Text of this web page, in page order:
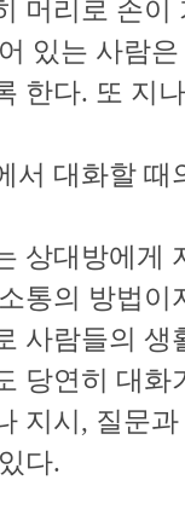
머리로 손이
있는 사람
한다. 또 지
서 대화할 때
상대방에게
통의 방법이
사람들의 생
당연히 대화
지시, 질문
다.